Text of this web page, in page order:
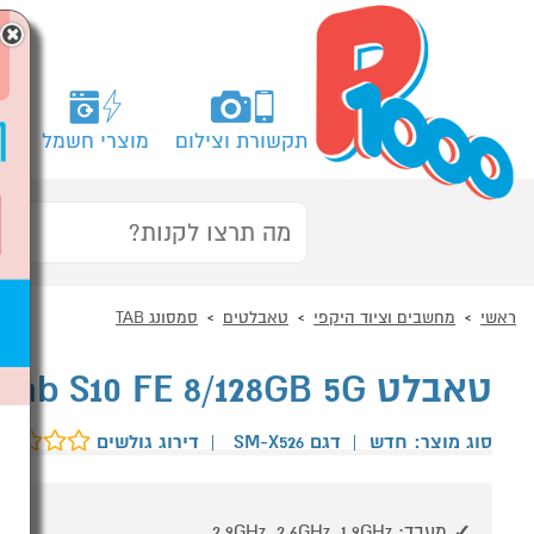
תקשורת וצילום מוצרי חשמל
ראשי מחשבים וציוד היקפי טאבלטים סמסונג TAB
טאבלט Samsung Galaxy Tab S10 FE 8/128GB 5G תכלת
סוג מוצר: חדש | דגם SM-X526 | דירוג גולשים
×